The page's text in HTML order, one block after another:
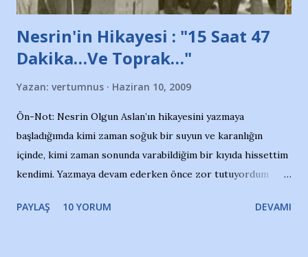
Nesrin'in Hikayesi : "15 Saat 47
Dakika…Ve Toprak…"
Yazan: vertumnus Haziran 10, 2009
Ön-Not: Nesrin Olgun Aslan’ın hikayesini yazmaya
başladığımda kimi zaman soğuk bir suyun ve karanlığın
içinde, kimi zaman sonunda varabildiğim bir kıyıda hissettim
kendimi. Yazmaya devam ederken önce zor tutuyordum
Yazımı, ağlayarak bitirebildim ancak…Kendisinin web
PAYLAŞ 10 YORUM DEVAMI